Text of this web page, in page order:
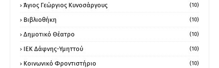
Άγιος Γεώργιος Κυνοσάργους (10)
Βιβλιοθήκη (10)
Δημοτικό Θέατρο (10)
ΙΕΚ Δάφνης-Υμηττού (10)
Κοινωνικό Φροντιστήριο (10)